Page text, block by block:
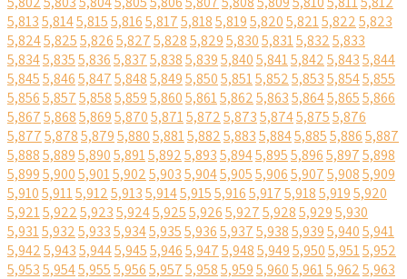
5,8135,8145,8155,8165,8175,8185,8195,8205,8215,8225,823
5,8245,8255,8265,8275,8285,8295,8305,8315,8325,833
5,8345,8355,8365,8375,8385,8395,8405,8415,8425,8435,844
5,8455,8465,8475,8485,8495,8505,8515,8525,8535,8545,855
5,8565,8575,8585,8595,8605,8615,8625,8635,8645,8655,866
5,8675,8685,8695,8705,8715,8725,8735,8745,8755,876
5,8775,8785,8795,8805,8815,8825,8835,8845,8855,8865,887
5,8885,8895,8905,8915,8925,8935,8945,8955,8965,8975,898
5,8995,9005,9015,9025,9035,9045,9055,9065,9075,9085,909
5,9105,9115,9125,9135,9145,9155,9165,9175,9185,9195,920
5,9215,9225,9235,9245,9255,9265,9275,9285,9295,930
5,9315,9325,9335,9345,9355,9365,9375,9385,9395,9405,941
5,9425,9435,9445,9455,9465,9475,9485,9495,9505,9515,952
5,9535,9545,9555,9565,9575,9585,9595,9605,9615,9625,963